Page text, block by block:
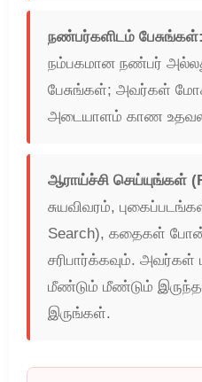
நண்பர்களிடம் பேசுங்கள்:
நம்பகமான நண்பர் அல்லது
பேசுங்கள்; அவர்கள்
அடையாளம் காண
ஆராய்ச்சி செய்யுங்கள்
சுயவிவரம்,
Search), கதைகள்
சரிபார்க்கவும்.
மீண்டும் மீண்டும்
இருங்கள்.